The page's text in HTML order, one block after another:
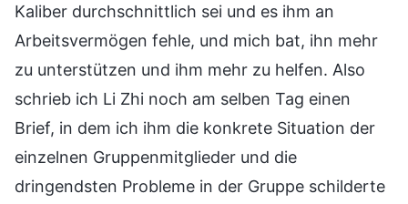
Kaliber durchschnittlich sei und es ihm an
Arbeitsvermögen fehle, und mich bat, ihn mehr
zu unterstützen und ihm mehr zu helfen. Also
schrieb ich Li Zhi noch am selben Tag einen
Brief, in dem ich ihm die konkrete Situation der
einzelnen Gruppenmitglieder und die
dringendsten Probleme in der Gruppe schilderte